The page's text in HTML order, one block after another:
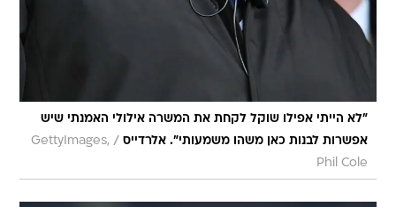
"לא הייתי אפילו שוקל לקחת את המשרה אילולי האמנתי שיש
אפשרות לבנות כאן משהו משמעותי". אלרדייס /
GettyImages,
Phil Cole